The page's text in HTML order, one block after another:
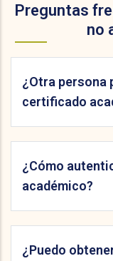
Preguntas
no
¿Otra persona
certificado
¿Cómo
académico?
¿Puedo